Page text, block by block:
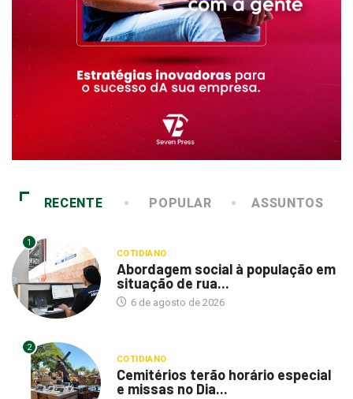
RECENTE POPULAR ASSUNTOS
1
COTIDIANO
Abordagem social à população em
situação de rua...
6 de agosto de 2026
2
COTIDIANO
Cemitérios terão horário especial
e missas no Dia...